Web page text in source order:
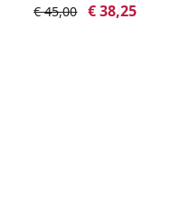
€ 45,00 € 38,25